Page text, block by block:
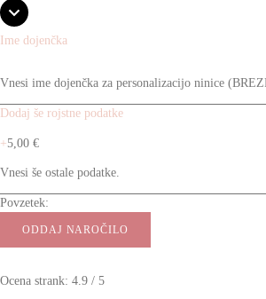
Ime dojenčka
Dodaj še rojstne podatke
+5,00 €
Povzetek:
ODDAJ NAROČILO
Ocena strank: 4.9 / 5